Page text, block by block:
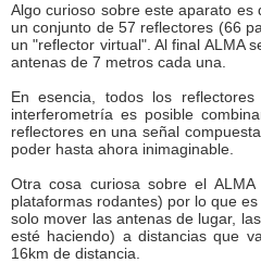
Algo curioso sobre este aparato
un conjunto de 57 reflectores (66
un "reflector virtual". Al final ALMA
antenas de 7 metros cada una.
En esencia, todos los
interferometría es posible
reflectores en una señal
poder hasta ahora inimaginable.
Otra cosa curiosa sobre el
plataformas rodantes) por lo que
solo mover las antenas de lugar,
esté haciendo) a distancias que
16km de distancia.